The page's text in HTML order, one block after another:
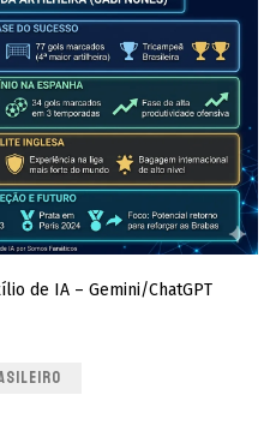
de IA – Gemini/ChatGPT